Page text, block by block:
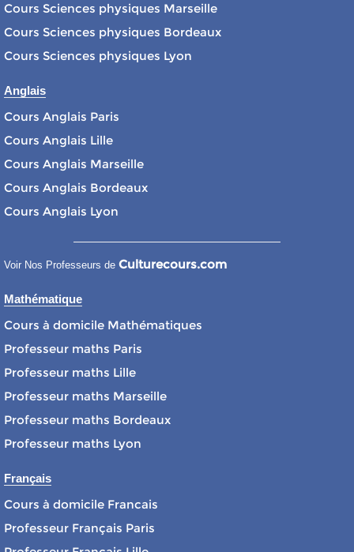
Cours Sciences physiques Marseille
Cours Sciences physiques Bordeaux
Cours Sciences physiques Lyon
Anglais
Cours Anglais Paris
Cours Anglais Lille
Cours Anglais Marseille
Cours Anglais Bordeaux
Cours Anglais Lyon
Voir Nos Professeurs de Culturecours.com
Mathématique
Cours à domicile Mathématiques
Professeur maths Paris
Professeur maths Lille
Professeur maths Marseille
Professeur maths Bordeaux
Professeur maths Lyon
Français
Cours à domicile Francais
Professeur Français Paris